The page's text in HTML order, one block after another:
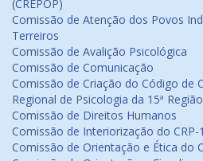
(CREPOP)
Comissão de Atenção dos Povos
Terreiros
Comissão de Avalição Psicológica
Comissão de Comunicação
Comissão de Criação do Código de
Regional de Psicologia da 15ª Região
Comissão de Direitos Humanos
Comissão de Interiorização do CRP-
Comissão de Orientação e Ética do